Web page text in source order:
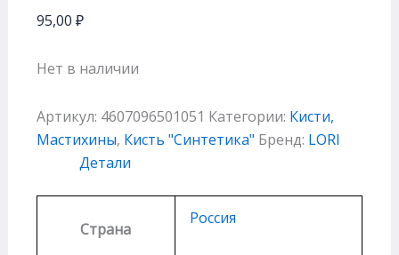
95,00 ₽
Нет в наличии
Артикул: 4607096501051 Категории: Кисти,
Мастихины, Кисть "Cинтетика" Бренд: LORI
Детали
Страна
Россия